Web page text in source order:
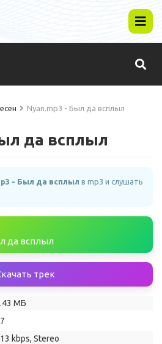
Nyan.mp3 - Был да всплыл
да всплыл
- Был да всплыл в mp3 и слушать
да всплыл
трек
МБ
kbps, Stereo